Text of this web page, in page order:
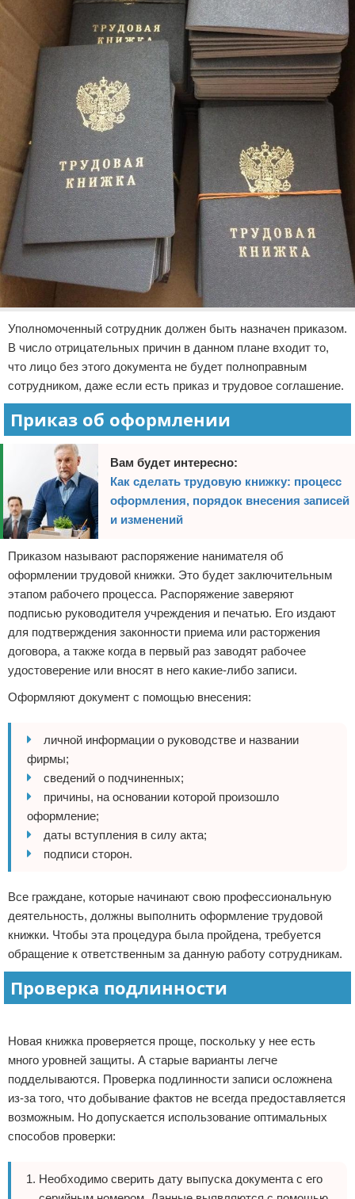
Уполномоченный сотрудник должен быть назначен приказом.
В число отрицательных причин в данном плане входит то,
что лицо без этого документа не будет полноправным
сотрудником, даже если есть приказ и трудовое соглашение.
Приказ об оформлении
Вам будет интересно:
Как сделать трудовую книжку: процесс
оформления, порядок внесения записей
и изменений
Приказом называют распоряжение нанимателя об
оформлении трудовой книжки. Это будет заключительным
этапом рабочего процесса. Распоряжение заверяют
подписью руководителя учреждения и печатью. Его издают
для подтверждения законности приема или расторжения
договора, а также когда в первый раз заводят рабочее
удостоверение или вносят в него какие-либо записи.
Оформляют документ с помощью внесения:
личной информации о руководстве и названии
фирмы;
сведений о подчиненных;
причины, на основании которой произошло
оформление;
даты вступления в силу акта;
подписи сторон.
Все граждане, которые начинают свою профессиональную
деятельность, должны выполнить оформление трудовой
книжки. Чтобы эта процедура была пройдена, требуется
обращение к ответственным за данную работу сотрудникам.
Проверка подлинности
Новая книжка проверяется проще, поскольку у нее есть
много уровней защиты. А старые варианты легче
подделываются. Проверка подлинности записи осложнена
из-за того, что добывание фактов не всегда предоставляется
возможным. Но допускается использование оптимальных
способов проверки:
Необходимо сверить дату выпуска документа с его